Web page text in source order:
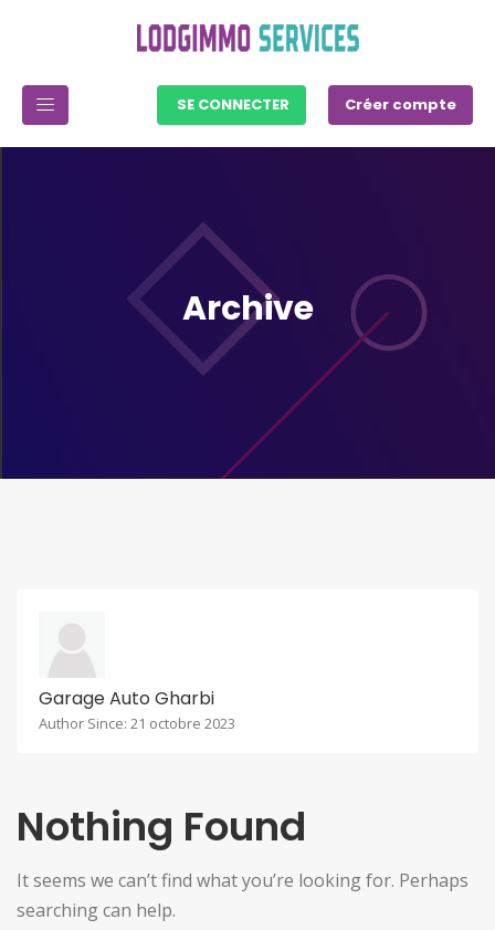
SE CONNECTER Créer compte
Archive
Garage Auto Gharbi
Author Since: 21 octobre 2023
Nothing Found
It seems we can’t find what you’re looking for. Perhaps
searching can help.